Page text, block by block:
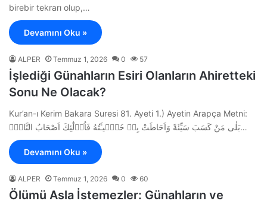
birebir tekrarı olup,…
Devamını Oku »
ALPER Temmuz 1, 2026 0 57
İşlediği Günahların Esiri Olanların Ahiretteki
Sonu Ne Olacak?
Kur’an-ı Kerim Bakara Suresi 81. Ayeti 1.) Ayetin Arapça Metni:
بَلٰى مَنْ كَسَبَ سَيِّئَةً وَاَحَاطَتْ بِه۪ خَط۪ٓيـَٔتُهُ فَاُو۬لٰٓئِكَ اَصْحَابُ النَّارِۚ…
Devamını Oku »
ALPER Temmuz 1, 2026 0 60
Ölümü Asla İstemezler: Günahların ve